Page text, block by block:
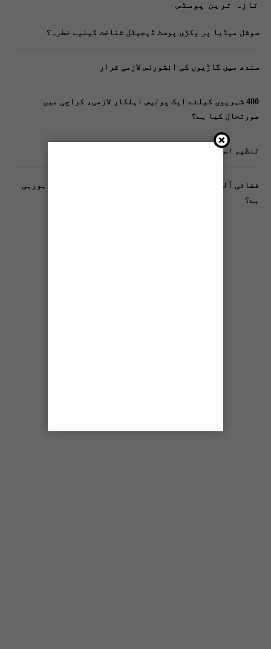
تازہ ترین پوسٹس
سوشل میڈیا پر وکڑی پوسٹ ڈیجیٹل شناخت کیلیے خطرہ؟
سندھ میں گاڑیوں کی انشورنس لازمی قرار
400 شہریوں کیلئے ایک پولیس اہلکار لازمی، کراچی میں
صورتحال کیا ہے؟
تنظیم اسلامی کے زیرِ اہتمام ملک گیر آگاہی مہم!
فضائی آلودگی انسانی دماغ کیلیے کیسے خطرناک ثابت ہورہی
ہے؟